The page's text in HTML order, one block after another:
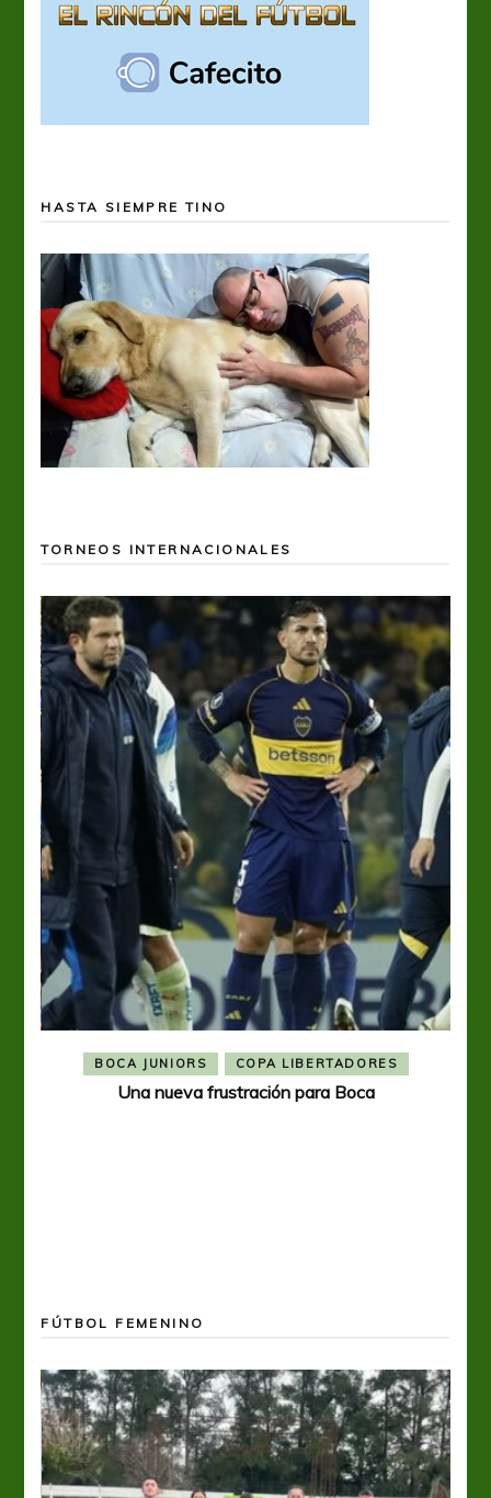
HASTA SIEMPRE TINO
TORNEOS INTERNACIONALES
BOCA JUNIORS COPA LIBERTADORES
Una nueva frustración para Boca
FÚTBOL FEMENINO